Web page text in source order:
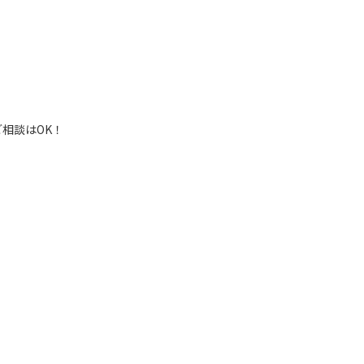
談はOK！